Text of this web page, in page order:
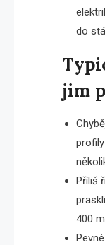
do
jim
Příliš
400